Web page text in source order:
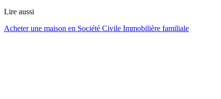
Lire aussi
Acheter une maison en Société Civile Immobilière familiale